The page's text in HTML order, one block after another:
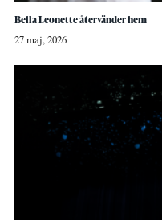
Bella Leonette återvänder hem
27 maj, 2026